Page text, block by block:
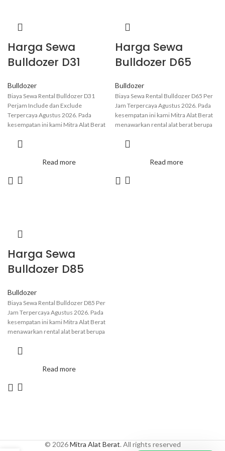
Harga Sewa
Bulldozer D31
Bulldozer
Biaya Sewa Rental Bulldozer D31
Perjam Include dan Exclude
Terpercaya Agustus 2026. Pada
kesempatan ini kami Mitra Alat Berat
digunakan di area dengan ruang
informasi lebih lanjut dan pemesanan
Read more
Harga Sewa
Bulldozer D65
Bulldozer
Biaya Sewa Rental Bulldozer D65 Per
Jam Terpercaya Agustus 2026. Pada
kesempatan ini kami Mitra Alat Berat
menawarkan rental alat berat berupa
besar, pertambangan, dan pekerjaan
lanjut dan pemesanan hubungi Admin
Read more
Harga Sewa
Bulldozer D85
Bulldozer
Biaya Sewa Rental Bulldozer D85 Per
Jam Terpercaya Agustus 2026. Pada
kesempatan ini kami Mitra Alat Berat
menawarkan rental alat berat berupa
besar, pertambangan, dan pekerjaan
lanjut dan pemesanan hubungi Admin
Read more
© 2026Mitra Alat Berat. All rights reserved